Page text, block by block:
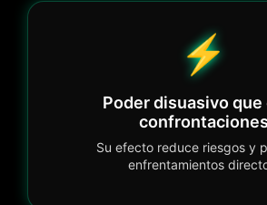
⚡
Poder disuasivo que
confrontaciones
Su efecto reduce riesgos y
enfrentamientos